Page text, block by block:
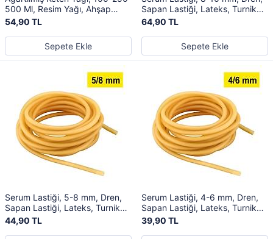
500 Ml, Resim Yağı, Ahşap
Koruyucu, Linseed Oil
54,90 TL
Sepete Ekle
Sapan Lastiği, Lateks, Turnike
Lastiği
64,90 TL
Sepete Ekle
Serum Lastiği, 5-8 mm, Dren,
Sapan Lastiği, Lateks, Turnike
Lastiği
44,90 TL
Serum Lastiği, 4-6 mm, Dren,
Sapan Lastiği, Lateks, Turnike
Lastiği
39,90 TL